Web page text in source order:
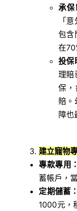
承保
「
包含
在
投保
理賠
保
賠。
障也
建立寵物
專款專用：
蓄帳戶，
定期儲蓄：
1000元，